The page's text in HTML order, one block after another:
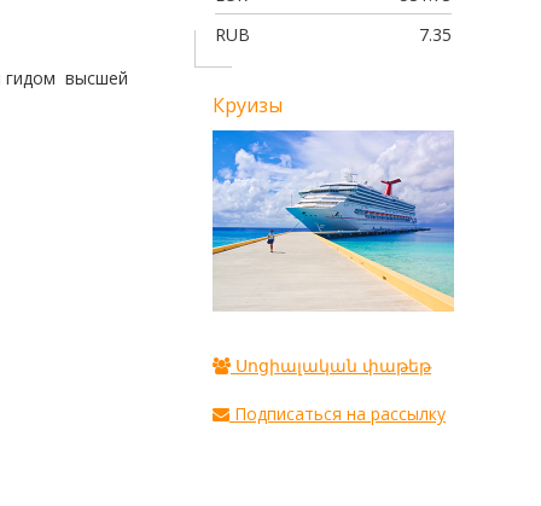
высшей
RUB
7.35
Круизы
Սոցիալական փաթեթ
Подписаться на рассылку